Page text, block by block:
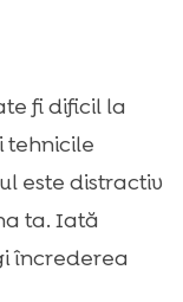
fi dificil la
tehnicile
este distractiv
ta. Iată
încrederea